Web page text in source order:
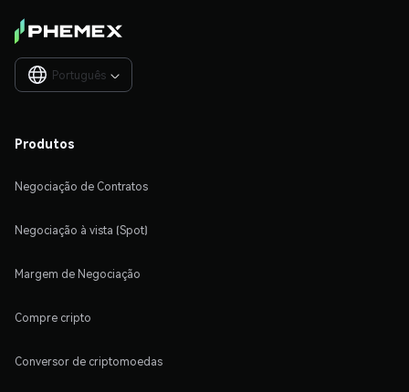
Português 
Produtos
Negociação de Contratos
Negociação à vista (Spot)
Margem de Negociação
Compre cripto
Conversor de criptomoedas